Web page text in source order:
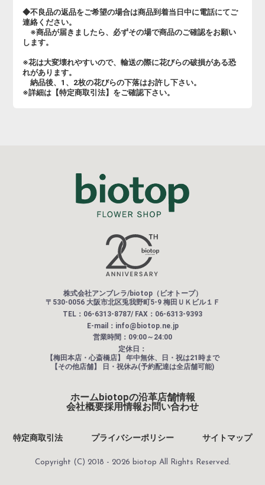
◆不良品の返品をご希望の場合は商品到着当日中に電話にてご
連絡ください。
※商品が届きましたら、必ずその場で商品のご確認をお願い
します。
※花は大変壊れやすいので、輸送の際に花びらの破損がある恐
れがあります。
納品後、1、2枚の花びらの下落はお許し下さい。
※詳細は【特定商取引法】をご確認下さい。
株式会社アンブレラ/biotop（ビオトープ）
〒530-0056 大阪市北区兎我野町5-9 梅田ＵＫビル１Ｆ
TEL：06-6313-8787/ FAX：06-6313-9393
E-mail：info@biotop.ne.jp
営業時間：09:00～24:00
定休日：
【梅田本店・心斎橋店】 年中無休、日・祝は21時まで
【その他店舗】
日・祝休み(予約配達は全店舗可能)
ホームbiotopの沿革店舗情報
会社概要採用情報お問い合わせ
特定商取引法 プライバシーポリシー サイトマップ
Copyright (C) 2018 - 2026 biotop All Rights Reserved.